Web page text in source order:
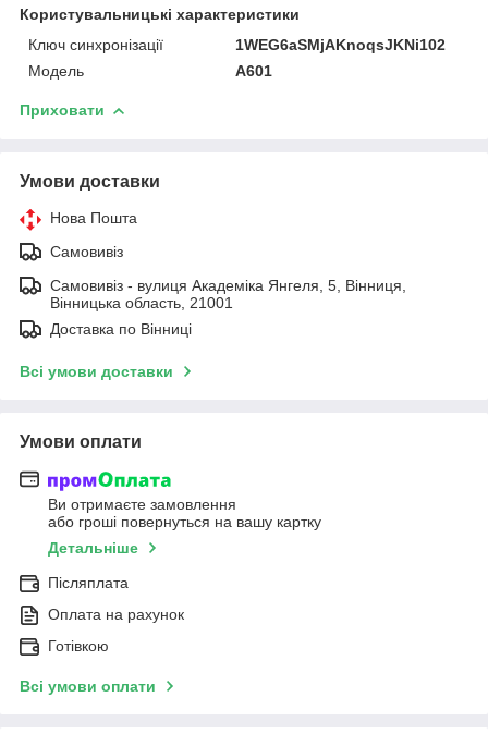
Користувальницькі характеристики
Ключ синхронізації
1WEG6aSMjAKnoqsJKNi102
Мoдель
А601
Приховати
Умови доставки
Нова Пошта
Самовивіз
Самовивіз - вулиця Академіка Янгеля, 5, Вінниця,
Вінницька область, 21001
Доставка по Вінниці
Всі умови доставки
Умови оплати
Ви отримаєте замовлення
або гроші повернуться на вашу картку
Детальніше
Післяплата
Оплата на рахунок
Готівкою
Всі умови оплати